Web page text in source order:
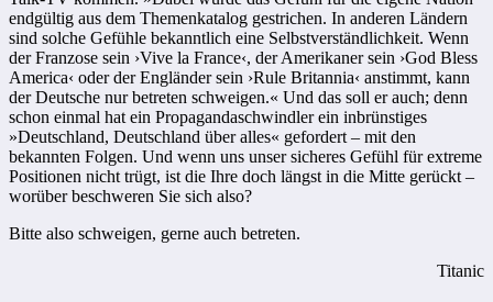
endgültig aus dem Themenkatalog gestrichen. In anderen Ländern
sind solche Gefühle bekanntlich eine Selbstverständlichkeit. Wenn
der Franzose sein ›Vive la France‹, der Amerikaner sein ›God Bless
America‹ oder der Engländer sein ›Rule Britannia‹ anstimmt, kann
der Deutsche nur betreten schweigen.« Und das soll er auch; denn
schon einmal hat ein Propagandaschwindler ein inbrünstiges
»Deutschland, Deutschland über alles« gefordert – mit den
bekannten Folgen. Und wenn uns unser sicheres Gefühl für extreme
Positionen nicht trügt, ist die Ihre doch längst in die Mitte gerückt –
worüber beschweren Sie sich also?
Bitte also schweigen, gerne auch betreten.
Titanic